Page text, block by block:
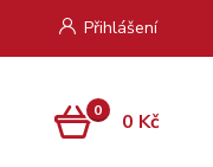
Přihlášení
0 0 Kč